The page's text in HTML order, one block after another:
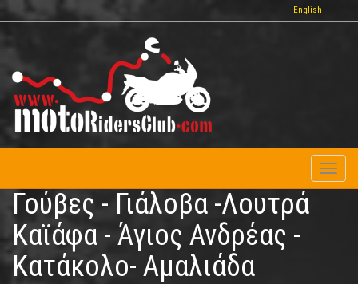
Παράκαμψη
προς
περιεχόμενο
English
Γούβες - Γιάλοβα -Λουτρά
Καϊάφα - Άγιος Ανδρέας -
Κατάκολο- Αμαλιάδα